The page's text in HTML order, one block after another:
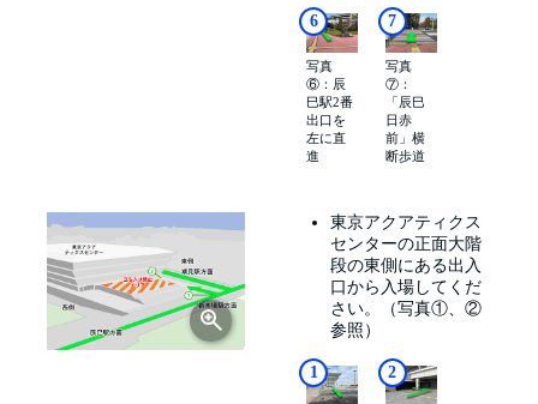
6
写真
⑥：辰
巳駅2番
出口を
左に直
進
7
写真
⑦：
「辰巳
日赤
前」横
断歩道
東京アクアティクス
センターの正面大階
段の東側にある出入
口から入場してくだ
さい。（写真①、②
参照）
1 2